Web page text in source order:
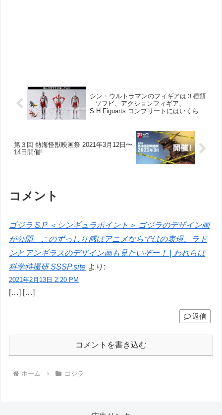
シン・ウルトラマンのフィギアは３種類
– ソフビ、アクションフィギア、
S.H.Figuarts コンプリートにはいくら必
第３回 熱海怪獣映画祭 2021年3月12日〜
14日開催!
コメント
ゴジラ S.P ＜シンギュラポイント＞ ゴジラのデザイン画
が公開。このずっしり感はアニメならではの表現。ラド
ンとアンギラスのデザイン画も見たいぞー！ | われらは
科学特撮研 SSSP.site より:
2021年2月13日 2:20 PM
[…] […]
返信
コメントを書き込む
ホーム ゴジラ